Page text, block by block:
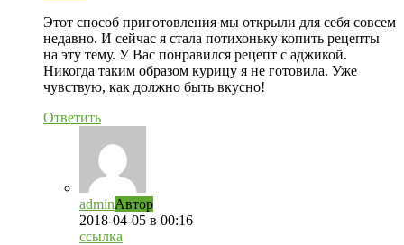
Этот способ приготовления мы открыли для себя совсем
недавно. И сейчас я стала потихоньку копить рецепты
на эту тему. У Вас понравился рецепт с аджикой.
Никогда таким образом курицу я не готовила. Уже
чувствую, как должно быть вкусно!
Ответить
adminАвтор
2018-04-05 в 00:16
ссылка